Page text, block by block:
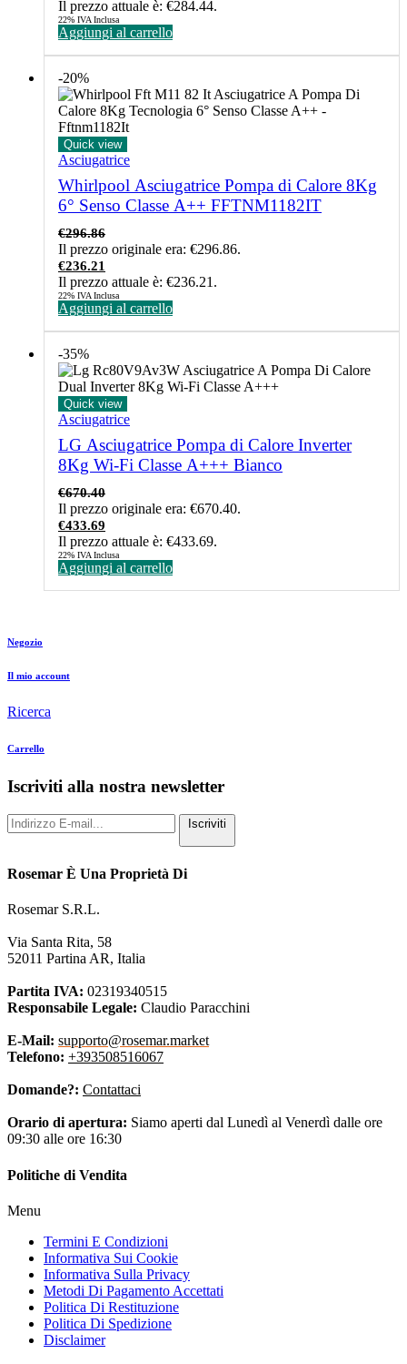
Il prezzo attuale è: €284.44.
22% IVA Inclusa
Aggiungi al carrello
-20%
Quick view
Asciugatrice
Whirlpool Asciugatrice Pompa di Calore 8Kg
6° Senso Classe A++ FFTNM1182IT
€296.86
Il prezzo originale era: €296.86.
€236.21
Il prezzo attuale è: €236.21.
22% IVA Inclusa
Aggiungi al carrello
-35%
Quick view
Asciugatrice
LG Asciugatrice Pompa di Calore Inverter
8Kg Wi-Fi Classe A+++ Bianco
€670.40
Il prezzo originale era: €670.40.
€433.69
Il prezzo attuale è: €433.69.
22% IVA Inclusa
Aggiungi al carrello
Negozio
Il mio account
Ricerca
Carrello
Iscriviti alla nostra newsletter
Iscriviti
Rosemar È Una Proprietà Di
Rosemar S.R.L.
Via Santa Rita, 58
52011 Partina AR, Italia
Partita IVA: 02319340515
Responsabile Legale: Claudio Paracchini
E-Mail: supporto@rosemar.market
Telefono: +393508516067
Domande?: Contattaci
Orario di apertura: Siamo aperti dal Lunedì al Venerdì dalle ore
09:30 alle ore 16:30
Politiche di Vendita
Menu
Termini E Condizioni
Informativa Sui Cookie
Informativa Sulla Privacy
Metodi Di Pagamento Accettati
Politica Di Restituzione
Politica Di Spedizione
Disclaimer